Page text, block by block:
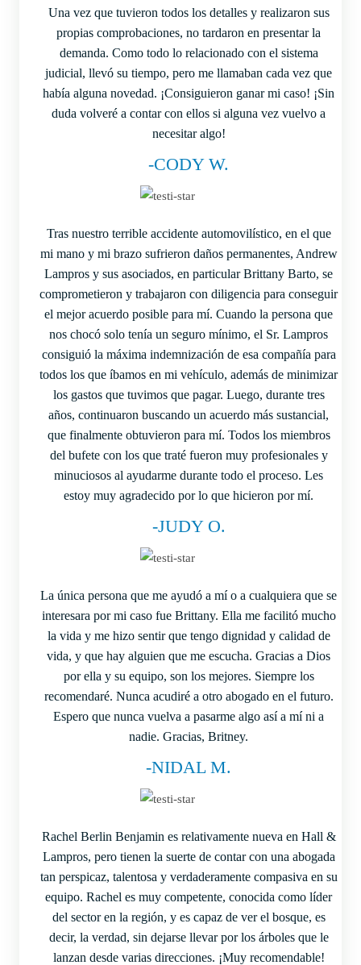
Una vez que tuvieron todos los detalles y realizaron sus
propias comprobaciones, no tardaron en presentar la
demanda. Como todo lo relacionado con el sistema
judicial, llevó su tiempo, pero me llamaban cada vez que
había alguna novedad. ¡Consiguieron ganar mi caso! ¡Sin
duda volveré a contar con ellos si alguna vez vuelvo a
necesitar algo!
-CODY W.
Tras nuestro terrible accidente automovilístico, en el que
mi mano y mi brazo sufrieron daños permanentes, Andrew
Lampros y sus asociados, en particular Brittany Barto, se
comprometieron y trabajaron con diligencia para conseguir
el mejor acuerdo posible para mí. Cuando la persona que
nos chocó solo tenía un seguro mínimo, el Sr. Lampros
consiguió la máxima indemnización de esa compañía para
todos los que íbamos en mi vehículo, además de minimizar
los gastos que tuvimos que pagar. Luego, durante tres
años, continuaron buscando un acuerdo más sustancial,
que finalmente obtuvieron para mí. Todos los miembros
del bufete con los que traté fueron muy profesionales y
minuciosos al ayudarme durante todo el proceso. Les
estoy muy agradecido por lo que hicieron por mí.
-JUDY O.
La única persona que me ayudó a mí o a cualquiera que se
interesara por mi caso fue Brittany. Ella me facilitó mucho
la vida y me hizo sentir que tengo dignidad y calidad de
vida, y que hay alguien que me escucha. Gracias a Dios
por ella y su equipo, son los mejores. Siempre los
recomendaré. Nunca acudiré a otro abogado en el futuro.
Espero que nunca vuelva a pasarme algo así a mí ni a
nadie. Gracias, Britney.
-NIDAL M.
Rachel Berlin Benjamin es relativamente nueva en Hall &
Lampros, pero tienen la suerte de contar con una abogada
tan perspicaz, talentosa y verdaderamente compasiva en su
equipo. Rachel es muy competente, conocida como líder
del sector en la región, y es capaz de ver el bosque, es
decir, la verdad, sin dejarse llevar por los árboles que le
lanzan desde varias direcciones. ¡Muy recomendable!